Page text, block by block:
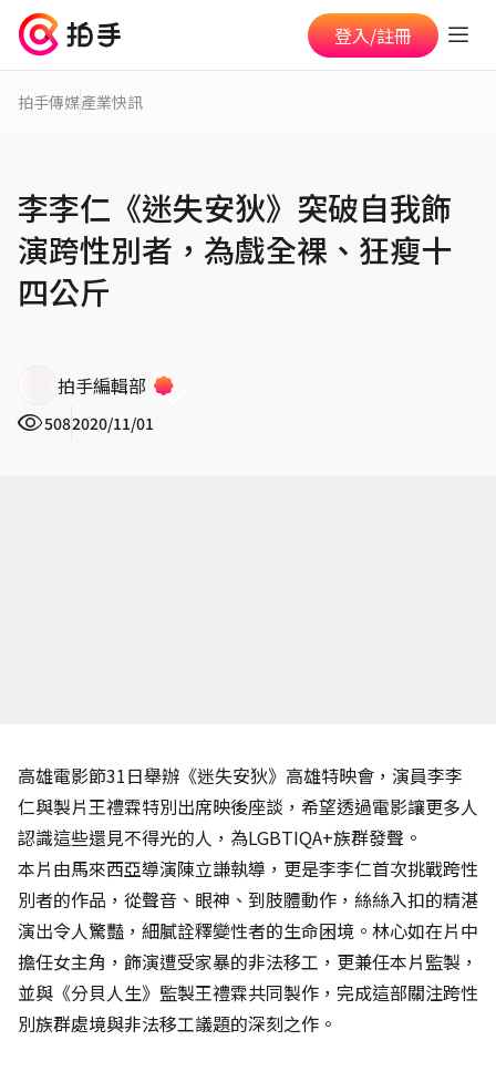
登入/註冊
拍手傳媒產業快訊
李李仁《迷失安狄》突破自我飾
演跨性別者，為戲全裸、狂瘦十
四公斤
拍手編輯部
5082020/11/01
高雄電影節31日舉辦《迷失安狄》高雄特映會，演員李李
仁與製片王禮霖特別出席映後座談，希望透過電影讓更多人
認識這些還見不得光的人，為LGBTIQA+族群發聲。
本片由馬來西亞導演陳立謙執導，更是李李仁首次挑戰跨性
別者的作品，從聲音、眼神、到肢體動作，絲絲入扣的精湛
演出令人驚豔，細膩詮釋變性者的生命困境。林心如在片中
擔任女主角，飾演遭受家暴的非法移工，更兼任本片監製，
並與《分貝人生》監製王禮霖共同製作，完成這部關注跨性
別族群處境與非法移工議題的深刻之作。